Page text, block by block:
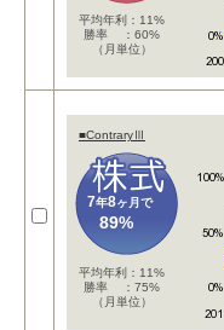
平均年利：11%
勝率 ：60%
（月単位）
■ContraryⅢ
7年8ヶ月で
89%
平均年利：11%
勝率 ：75%
（月単位）